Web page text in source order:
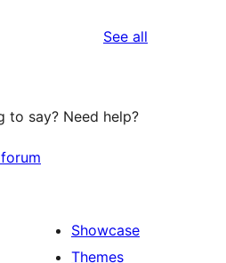
See all
to say? Need help?
Showcase
Themes